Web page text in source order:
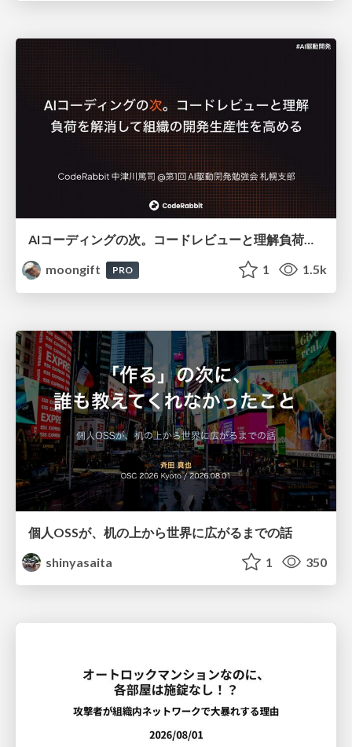
AIコーディングの次。コードレビューと理解負荷を解消して組織の開発生産性を高める
moongift
PRO 1 1.5k
個人OSSが、机の上から世界に広がるまでの話
shinyasaita
1 350